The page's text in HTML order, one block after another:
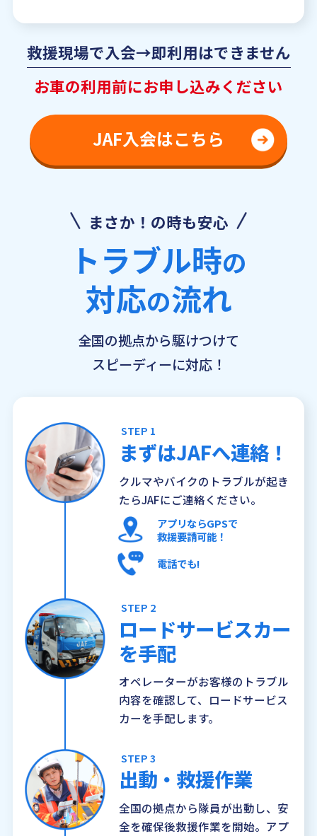
救援現場で入会→即利用はできません
お車の利用前にお申し込みください
JAF入会はこちら
まさか！の時も安心
トラブル時の
対応の流れ
全国の拠点から駆けつけて
スピーディーに対応！
STEP 1
まずはJAFへ連絡！
クルマやバイクのトラブルが起き
たらJAFにご連絡ください。
アプリならGPSで
救援要請可能！
電話でも!
STEP 2
ロードサービスカー
を手配
オペレーターがお客様のトラブル
内容を確認して、ロードサービス
カーを手配します。
STEP 3
出動・救援作業
全国の拠点から隊員が出動し、安
全を確保後救援作業を開始。アプ